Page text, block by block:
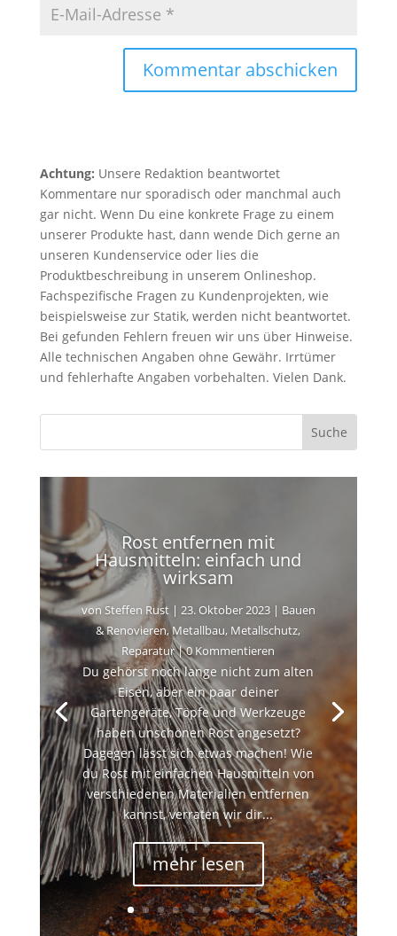
Kommentar abschicken
Achtung: Unsere Redaktion beantwortet
Kommentare nur sporadisch oder manchmal auch
gar nicht. Wenn Du eine konkrete Frage zu einem
unserer Produkte hast, dann wende Dich gerne an
unseren Kundenservice oder lies die
Produktbeschreibung in unserem Onlineshop.
Fachspezifische Fragen zu Kundenprojekten, wie
beispielsweise zur Statik, werden nicht beantwortet.
Bei gefunden Fehlern freuen wir uns über Hinweise.
Alle technischen Angaben ohne Gewähr. Irrtümer
und fehlerhafte Angaben vorbehalten. Vielen Dank.
Rost entfernen mit
Hausmitteln: einfach und
wirksam
vonSteffen Rust| 23. Oktober 2023| Bauen
& Renovieren,Metallbau, Metallschutz,
Reparatur| 0 Kommentieren
Du gehörst noch lange nicht zum alten
Eisen, aber ein paar deiner
Gartengeräte, Töpfe und Werkzeuge
haben unschönen Rost angesetzt?
Dagegen lässt sich etwas machen! Wie
du Rost mit einfachen Hausmitteln von
verschiedenen Materialien entfernen
kannst, verraten wir dir...
mehr lesen